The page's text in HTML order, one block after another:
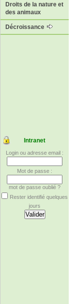
Droits de la nature et
des animaux
Décroissance
Intranet
Login ou adresse email :
Mot de passe :
mot de passe oublié ?
Rester identifié quelques
jours